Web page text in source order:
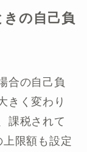
の自己負
合の自己負
きく変わり
課税されて
限額も設定